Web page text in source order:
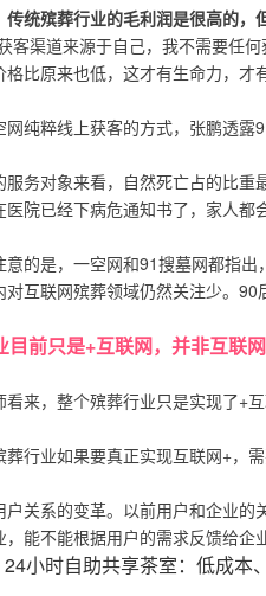
传统殡葬行业的毛利润是很高的，
客渠道来源于自己，我不需要任
格比原来也低，这才有生命力，
网纯粹线上获客的方式，张鹏透露
服务对象来看，自然死亡占的比
医院已经下病危通知书了，家人都
意的是，一空网和91搜墓网都指
对互联网殡葬领域仍然关注少。90
目前只是+互联网，并非互联
看来，整个殡葬行业只是实现了+
行业如果要真正实现互联网+，需
户关系的变革。以前用户和企业
，能不能根据用户的需求反馈给企
24小时自助共享茶室：低成